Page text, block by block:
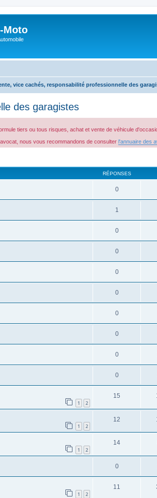
Moto
vice cachés, responsabilité professionnelle des
des garagistes
tiers ou tous risques, achat et vente de véhicule
nous vous recommandons de consulter l'annuaire des
RÉPONSES
0
1
0
0
0
0
0
0
0
0
1 2
15
1 2
12
1 2
14
0
1 2
11